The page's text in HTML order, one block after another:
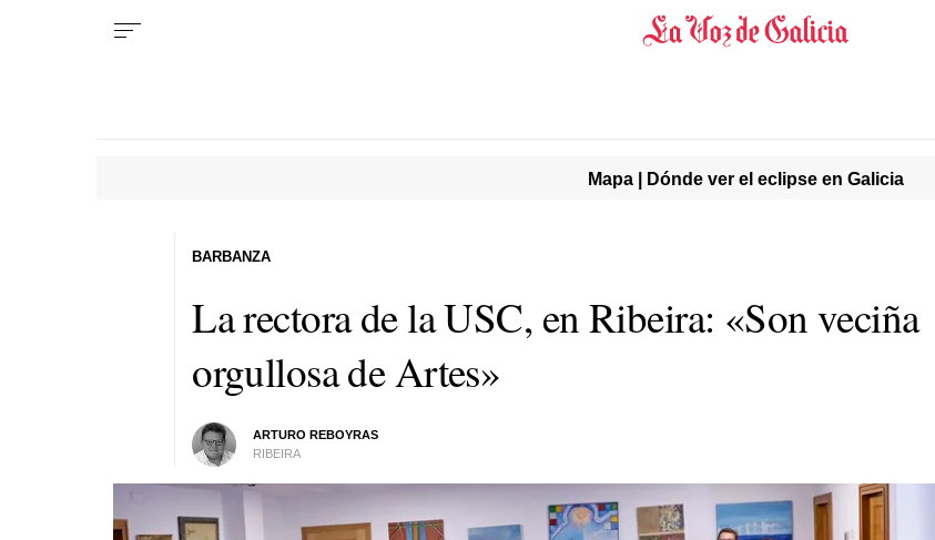
Mapa | Dónde ver el eclipse en Galicia
La rectora de la USC, en Ribeira: «Son veciña
orgullosa de Artes»
ARTURO REBOYRAS
RIBEIRA
BARBANZA